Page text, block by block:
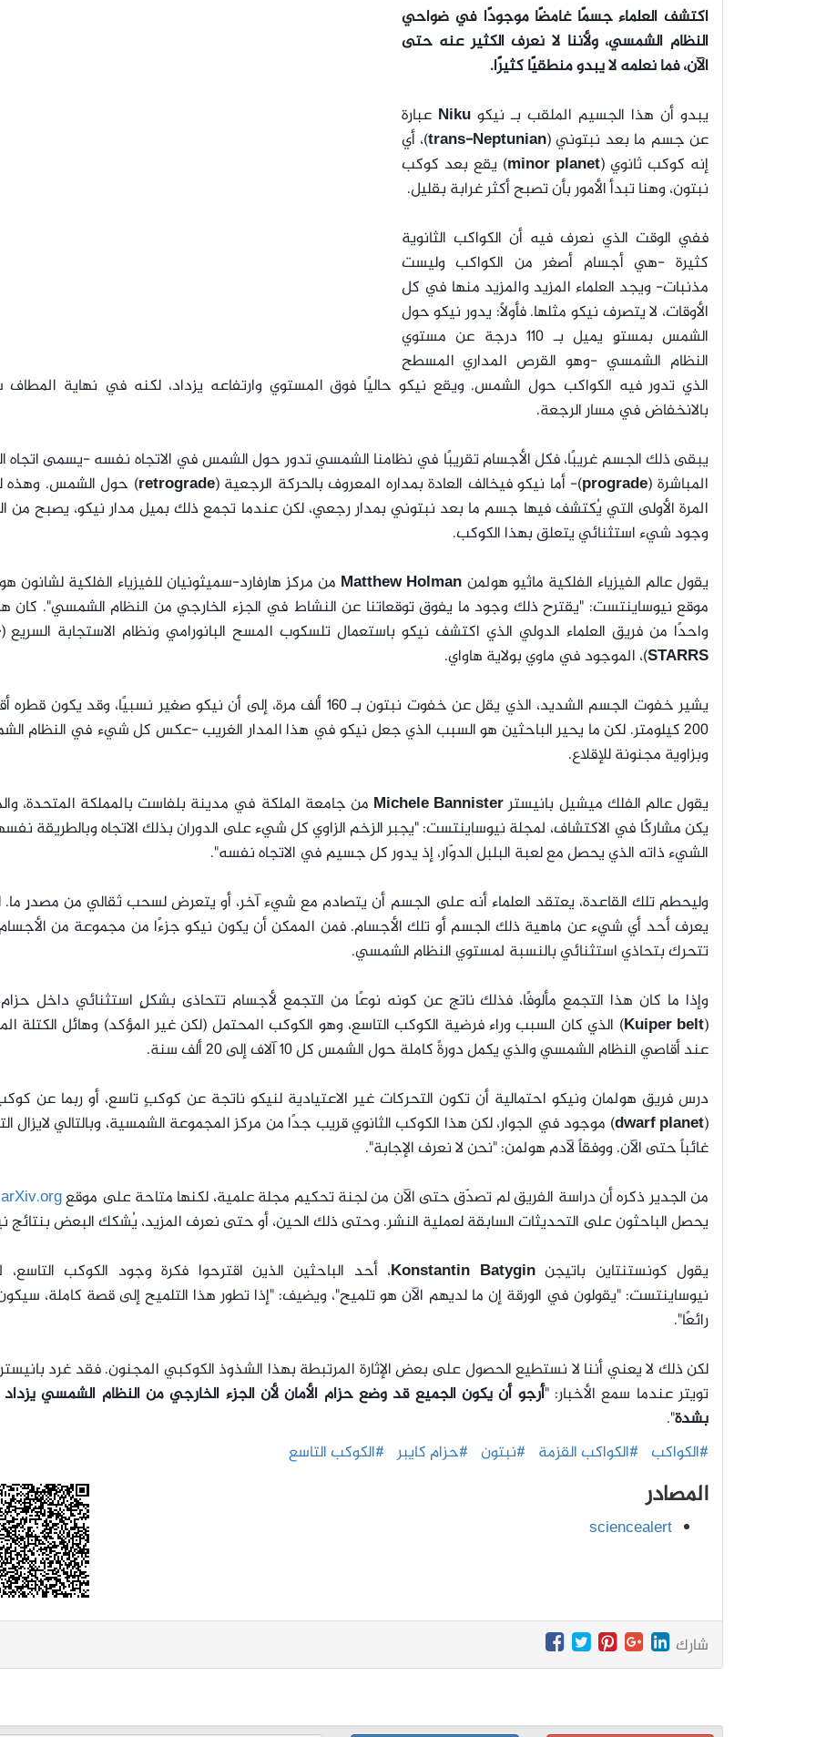
اكتشف العلماء جسمًا غامضًا موجودًا في ضواحي
النظام الشمسي، ولأننا لا نعرف الكثير عنه حتى
الآن، فما نعلمه لا يبدو منطقيًا كثيرًا.
يبدو أن هذا الجسيم الملقب بـ نيكو Niku
عبارة
عن جسم ما بعد نبتوني (trans-Neptunian)، أي
إنه كوكب ثانوي (minor planet) يقع بعد كوكب
نبتون، وهنا تبدأ الأمور بأن تصبح أكثر غرابة بقليل.
ففي الوقت الذي نعرف فيه أن الكواكب الثانوية
كثيرة -هي أجسام أصغر من الكواكب وليست
مذنبات- ويجد العلماء المزيد والمزيد منها في كل
الأوقات، لا يتصرف نيكو مثلها. فأولًا: يدور نيكو حول
الشمس بمستوٍ يميل بـ 110 درجة عن مستوي
النظام الشمسي -وهو القرص المداري المسطح
الذي تدور فيه الكواكب حول الشمس. ويقع نيكو حاليًا فوق المستوي وارتفاعه يزداد، لكنه في نهاية المطاف
بالانخفاض في مسار الرجعة.
يبقى ذلك الجسم غريبًا، فكل الأجسام تقريبًا في نظامنا الشمسي تدور حول الشمس في الاتجاه نفسه -يسمى اتجاه
المباشرة (prograde)- أما نيكو فيخالف العادة بمداره المعروف بالحركة الرجعية (retrograde) حول الشمس. وهذه
المرة الأولى التي يُكتشف فيها جسم ما بعد نبتوني بمدار رجعي، لكن عندما تجمع ذلك بميل مدار نيكو، يصبح من
وجود شيء استثنائي يتعلق بهذا الكوكب.
يقول عالم الفيزياء الفلكية ماثيو هولمن
من مركز هارفارد-سميثونيان للفيزياء الفلكية لشانون
موقع نيوساينتست: "يقترح ذلك وجود ما يفوق توقعاتنا عن النشاط في الجزء الخارجي من النظام الشمسي". كان
واحدًا من فريق العلماء الدولي الذي اكتشف نيكو باستعمال تلسكوب المسح البانورامي ونظام الاستجابة السريع (
STARRS)، الموجود في ماوي بولاية هاواي.
يشير خفوت الجسم الشديد، الذي يقل عن خفوت نبتون بـ 160 ألف مرة، إلى أن نيكو صغير نسبيًا، وقد
200 كيلومتر. لكن ما يحير الباحثين هو السبب الذي جعل نيكو في هذا المدار الغريب -عكس كل شيء في النظام
وبزاوية مجنونة للإقلاع.
يقول عالم الفلك ميشيل بانيسترMichele Bannister من جامعة الملكة في مدينة بلفاست بالمملكة المتحدة،
يكن مشاركًا في الاكتشاف، لمجلة نيوساينتست: "يجبر الزخم الزاوي كل شيء على الدوران بذلك الاتجاه وبالطريقة
الشيء ذاته الذي يحصل مع لعبة البلبل الدوّار، إذ يدور كل جسيم في الاتجاه نفسه".
وليحطم تلك القاعدة، يعتقد العلماء أنه على الجسم أن يتصادم مع شيء آخر، أو يتعرض لسحب ثقالي من مصدرٍ ما.
يعرف أحد أي شيء عن ماهية ذلك الجسم أو تلك الأجسام. فمن الممكن أن يكون نيكو جزءًا من مجموعة من
تتحرك بتحاذي استثنائي بالنسبة لمستوي النظام الشمسي.
وإذا ما كان هذا التجمع مألوفًا، فذلك ناتج عن كونه نوعًا من التجمع لأجسام تتحاذى بشكلٍ استثنائي داخل حزام
(
Kuiper belt) الذي كان السبب وراء فرضية الكوكب التاسع، وهو الكوكب المحتمل (لكن غير المؤكد) وهائل الكتلة
عند أقاصي النظام الشمسي والذي يكمل دورةً كاملة حول الشمس كل 10 آلاف إلى 20 ألف سنة.
درس فريق هولمان ونيكو احتمالية أن تكون التحركات غير الاعتيادية لنيكو ناتجة عن كوكبٍ تاسع، أو ربما عن
(
dwarf planet) موجود في الجوار، لكن هذا الكوكب الثانوي قريب جدًا من مركز المجموعة الشمسية، وبالتالي لايزال
غائباً حتى الآن. ووفقاً لآدم هولمن: "نحن لا نعرف الإجابة".
من الجدير ذكره أن دراسة الفريق لم تصدّق حتى الآن من لجنة تحكيم مجلة علمية، لكنها متاحة على موقعarXiv.org
يحصل الباحثون على التحديثات السابقة لعملية النشر. وحتى ذلك الحين، أو حتى نعرف المزيد، يُشكك البعض بنتائج
يقول كونستنتاين باتيجنKonstantin Batygin
، أحد الباحثين الذين اقترحوا فكرة وجود الكوكب التاسع،
نيوساينتست: "يقولون في الورقة إن ما لديهم الآن هو تلميح"، ويضيف: "إذا تطور هذا التلميح إلى قصة كاملة، سيكون
رائعًا".
لكن ذلك لا يعني أننا لا نستطيع الحصول على بعض الإثارة المرتبطة بهذا الشذوذ الكوكبي المجنون. فقد غرد
تويتر عندما سمع الأخبار: "أرجو أن يكون الجميع قد وضع حزام الأمان لأن الجزء الخارجي من النظام الشمسي يزداد
بشدة".
#الكواكب #الكواكب القزمة #نبتون #حزام كايبر #الكوكب التاسع
المصادر
sciencealert
شارك